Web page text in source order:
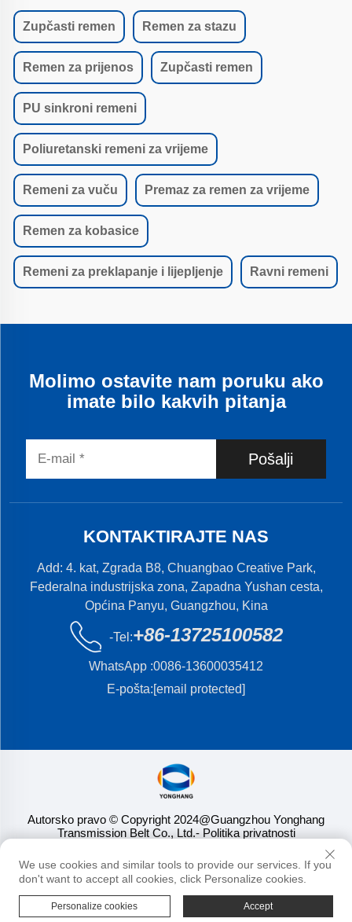
Zupčasti remen Remen za stazu
Remen za prijenos Zupčasti remen
PU sinkroni remeni
Poliuretanski remeni za vrijeme
Remeni za vuču Premaz za remen za vrijeme
Remen za kobasice
Remeni za preklapanje i lijepljenje Ravni remeni
Molimo ostavite nam poruku ako
imate bilo kakvih pitanja
Pošalji
KONTAKTIRAJTE NAS
Add: 4. kat, Zgrada B8, Chuangbao Creative Park,
Federalna industrijska zona, Zapadna Yushan cesta,
Općina Panyu, Guangzhou, Kina
-Tel:+86-13725100582
WhatsApp :0086-13600035412
E-pošta:[email protected]
Autorsko pravo © Copyright 2024@Guangzhou Yonghang
Transmission Belt Co., Ltd.- Politika privatnosti
We use cookies and similar tools to provide our services. If you
don't want to accept all cookies, click Personalize cookies.
Personalize cookies Accept